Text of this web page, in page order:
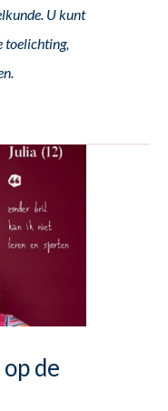
U kunt
toelichting,
de